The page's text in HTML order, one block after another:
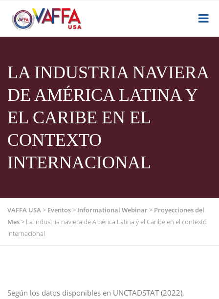
LA INDUSTRIA NAVIERA
DE AMÉRICA LATINA Y
EL CARIBE EN EL
CONTEXTO
INTERNACIONAL
VAFFA USA> Eventos> Informational Webinar> Proyecciones del
Mes> La industria naviera de América Latina y el Caribe en el contexto
internacional
Según los datos disponibles en UNCTADSTAT (2022),